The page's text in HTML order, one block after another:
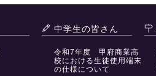
中学生の皆さん
令和7年度 甲府商業高
校における生徒使用端末
の仕様について